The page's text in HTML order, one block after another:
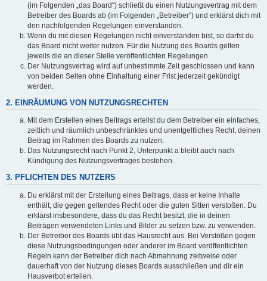
(im Folgenden „das Board“) schließt du einen Nutzungsvertrag mit dem
Betreiber des Boards ab (im Folgenden „Betreiber“) und erklärst dich mit
den nachfolgenden Regelungen einverstanden.
Wenn du mit diesen Regelungen nicht einverstanden bist, so darfst du
das Board nicht weiter nutzen. Für die Nutzung des Boards gelten
jeweils die an dieser Stelle veröffentlichten Regelungen.
Der Nutzungsvertrag wird auf unbestimmte Zeit geschlossen und kann
von beiden Seiten ohne Einhaltung einer Frist jederzeit gekündigt
werden.
2. EINRÄUMUNG VON NUTZUNGSRECHTEN
Mit dem Erstellen eines Beitrags erteilst du dem Betreiber ein einfaches,
zeitlich und räumlich unbeschränktes und unentgeltliches Recht, deinen
Beitrag im Rahmen des Boards zu nutzen.
Das Nutzungsrecht nach Punkt 2, Unterpunkt a bleibt auch nach
Kündigung des Nutzungsvertrages bestehen.
3. PFLICHTEN DES NUTZERS
Du erklärst mit der Erstellung eines Beitrags, dass er keine Inhalte
enthält, die gegen geltendes Recht oder die guten Sitten verstoßen. Du
erklärst insbesondere, dass du das Recht besitzt, die in deinen
Beiträgen verwendeten Links und Bilder zu setzen bzw. zu verwenden.
Der Betreiber des Boards übt das Hausrecht aus. Bei Verstößen gegen
diese Nutzungsbedingungen oder anderer im Board veröffentlichten
Regeln kann der Betreiber dich nach Abmahnung zeitweise oder
dauerhaft von der Nutzung dieses Boards ausschließen und dir ein
Hausverbot erteilen.